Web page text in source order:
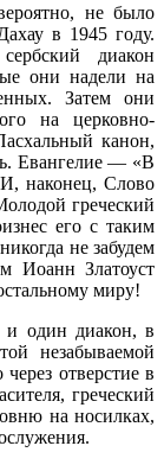
не было
в 1945 году.
диакон
они надели на
Затем они
на церковно-
канон,
Евангелие — «В
наконец, Слово
греческий
его с таким
не забудем
Иоанн Златоуст
миру!
и один диакон, в
незабываемой
отверстие в
греческий
на носилках,